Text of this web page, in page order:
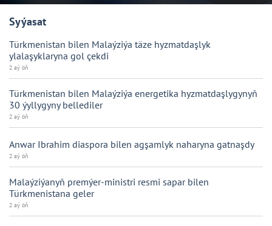
Syýasat
Türkmenistan bilen Malaýziýa täze hyzmatdaşlyk
ylalaşyklaryna gol çekdi
2 aý öň
Türkmenistan bilen Malaýziýa energetika hyzmatdaşlygynyň
30 ýyllygyny bellediler
2 aý öň
Anwar Ibrahim diaspora bilen agşamlyk naharyna gatnaşdy
2 aý öň
Malaýziýanyň premýer-ministri resmi sapar bilen
Türkmenistana geler
2 aý öň